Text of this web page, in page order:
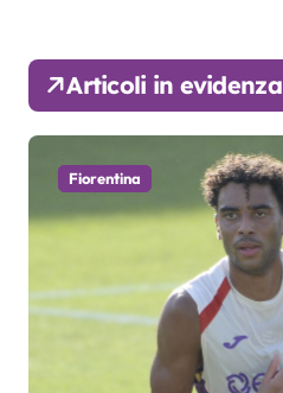
Articoli in evidenza
Fiorentina